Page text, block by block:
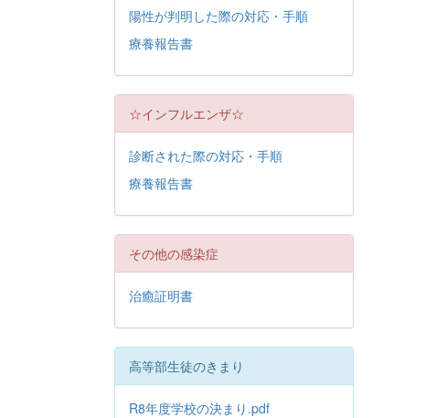
陽性が判明した際の対応・手順
療養報告書
☆インフルエンザ☆
診断された際の対応・手順
療養報告書
その他の感染症
治癒証明書
高等部生徒のきまり
R8年度学校の決まり.pdf